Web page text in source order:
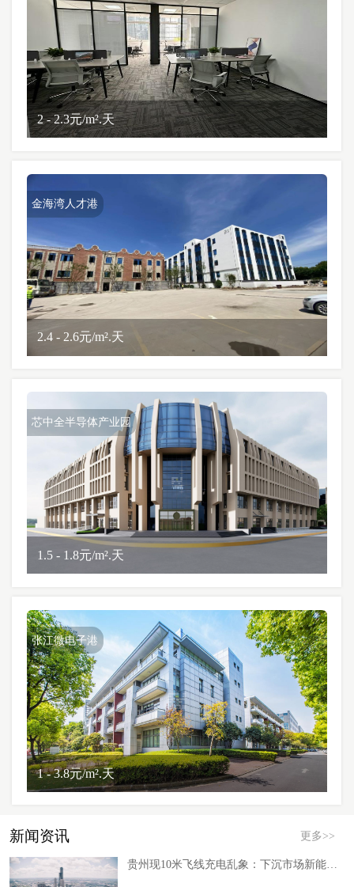
2 - 2.3元/m².天
金海湾人才港
2.4 - 2.6元/m².天
芯中全半导体产业园
1.5 - 1.8元/m².天
张江微电子港
1 - 3.8元/m².天
新闻资讯 更多>>